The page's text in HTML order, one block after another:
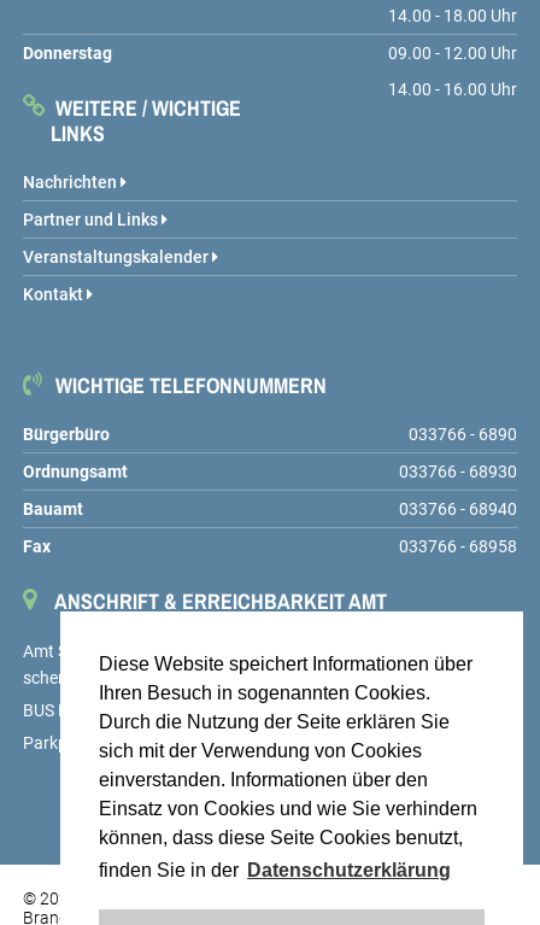
Diese Website speichert Informationen über
Ihren Besuch in sogenannten Cookies.
Durch die Nutzung der Seite erklären Sie
sich mit der Verwendung von Cookies
einverstanden. Informationen über den
Einsatz von Cookies und wie Sie verhindern
können, dass diese Seite Cookies benutzt,
finden Sie in der Datenschutzerklärung
14.00 - 18.00 Uhr
Donnerstag
09.00 - 12.00 Uhr
14.00 - 16.00 Uhr
WEITERE / WICHTIGE
LINKS
Nachrichten
Partner und Links
Veranstaltungskalender
Kontakt
WICHTIGE TELEFONNUMMERN
Bürgerbüro
033766 - 6890
Ordnungsamt
033766 - 68930
Bauamt
033766 - 68940
Fax
033766 - 68958
ANSCHRIFT & ERREICHBARKEIT AMT
Amt Schenkenländchen, Markt 9, 15755 Teupitz, service@amt-
schenkenlaendchen.de
BUS Linien 725, 726 und 727, Haltestelle Teupitz, Markt
Parkplätze auf dem Hof des Amtes sowie am Markt
© 2026 Stadt Teupitz am See, Landkreis Dahme-Spreewald,
Brandenburg